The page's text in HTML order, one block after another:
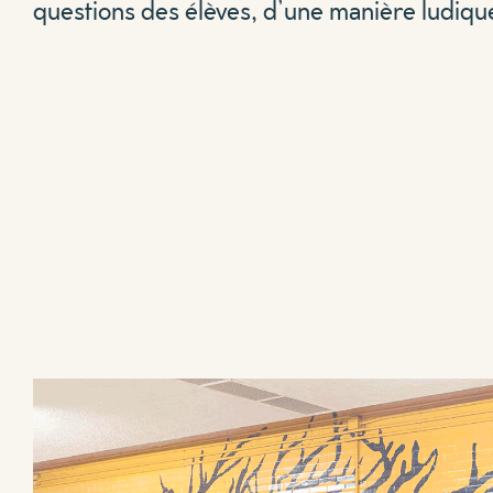
questions des élèves, d’une manière